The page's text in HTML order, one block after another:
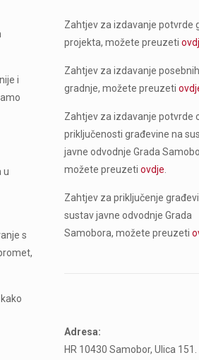
i
u
s
Zahtjev za izdavanje potvrde
projekta, možete preuzeti
Zahtjev za izdavanje
gradnje, možete preuzeti
Zahtjev za izdavanje potvrde
priključenosti građevine na
javne odvodnje Grada
možete preuzeti ovdje
Zahtjev za priključenje
sustav javne odvodnje Grada
Samobora, možete preuzeti
Adresa:
HR 10430 Samobor, Ulica 151.